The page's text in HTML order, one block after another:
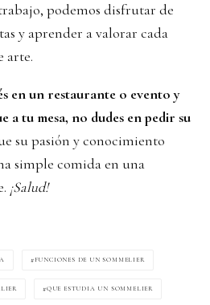
podemos disfrutar de
y aprender a valorar cada
arte.
en un restaurante o evento y
a tu mesa, no dudes en pedir su
su pasión y conocimiento
simple comida en una
¡Salud!
FUNCIONES DE UN SOMMELIER
QUE ESTUDIA UN SOMMELIER